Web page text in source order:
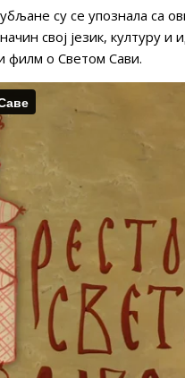
су се упознала са
свој језик, културу
филм о Светом Сави.